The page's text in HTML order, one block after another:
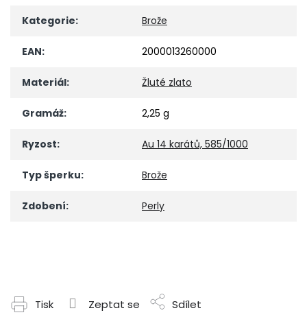
Kategorie: Brože
EAN: 2000013260000
Materiál: Žluté zlato
Gramáž: 2,25 g
Ryzost: Au 14 karátů, 585/1000
Typ šperku: Brože
Zdobení: Perly
Tisk Zeptat se Sdílet